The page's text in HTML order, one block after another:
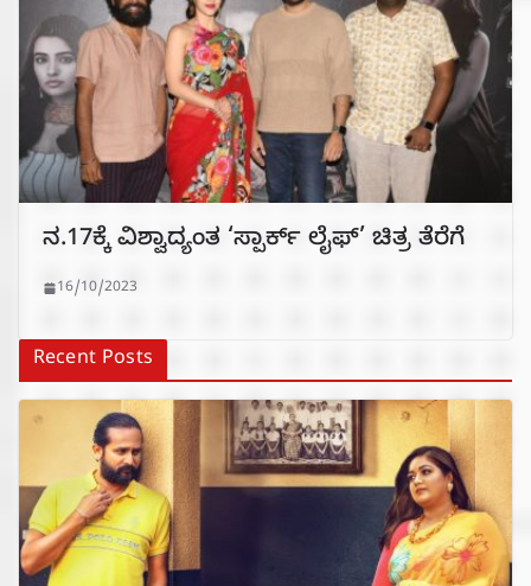
ನ.17ಕ್ಕೆ ವಿಶ್ವಾದ್ಯಂತ ‘ಸ್ಪಾರ್ಕ್ ಲೈಫ್’ ಚಿತ್ರ ತೆರೆಗೆ
16/10/2023
Recent Posts